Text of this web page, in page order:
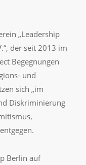
„Leadership
der seit 2013 im
Begegnungen
und
sich „im
Diskriminierung
Berlin auf